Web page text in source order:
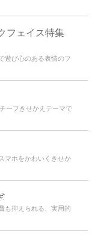
フェイス特集
遊び心のある表情のフ
ーフきせかえテーマで
マホをかわいくきせか
も抑えられる、実用的